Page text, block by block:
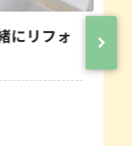
TOTO サザナ
様